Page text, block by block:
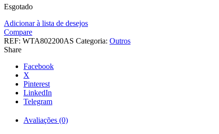
original
€346,08.€247,20.
Esgotado
Adicionar à lista de desejos
Compare
REF: WTA802200AS Categoria: Outros
Share
Facebook
X
Pinterest
LinkedIn
Telegram
Avaliações (0)